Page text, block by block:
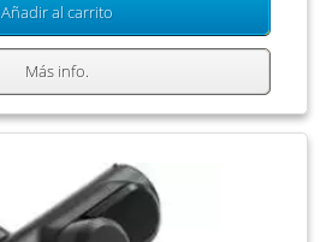
Añadir al carrito
Más info.